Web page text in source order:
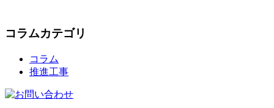
コラムカテゴリ
コラム
推進工事